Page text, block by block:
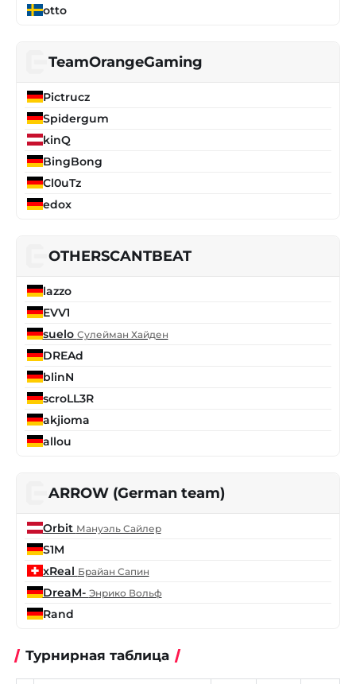
otto
TeamOrangeGaming
Pictrucz
Spidergum
kinQ
BingBong
Cl0uTz
edox
OTHERSCANTBEAT
lazzo
EVV1
suelo Сулейман Хайден
DREAd
blinN
scroLL3R
akjioma
allou
ARROW (German team)
Orbit Мануэль Сайлер
S1M
xReal Брайан Сапин
DreaM- Энрико Вольф
Rand
Турнирная таблица